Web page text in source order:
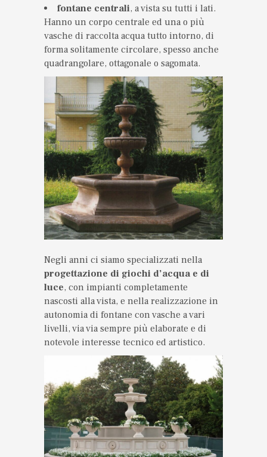
fontane centrali, a vista su tutti i lati.
Hanno un corpo centrale ed una o più
vasche di raccolta acqua tutto intorno, di
forma solitamente circolare, spesso anche
quadrangolare, ottagonale o sagomata.
Negli anni ci siamo specializzati nella
progettazione di giochi d’acqua e di
luce, con impianti completamente
nascosti alla vista, e nella realizzazione in
autonomia di fontane con vasche a vari
livelli, via via sempre più elaborate e di
notevole interesse tecnico ed artistico.